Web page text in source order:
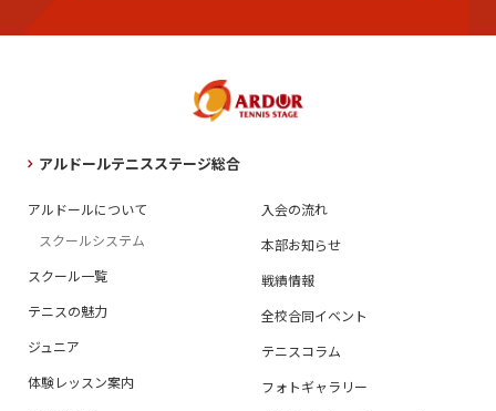
アルドールテニスステージ総合
アルドールについて
スクールシステム
スクール一覧
テニスの魅力
ジュニア
体験レッスン案内
入会の流れ
本部お知らせ
戦績情報
全校合同イベント
テニスコラム
フォトギャラリー